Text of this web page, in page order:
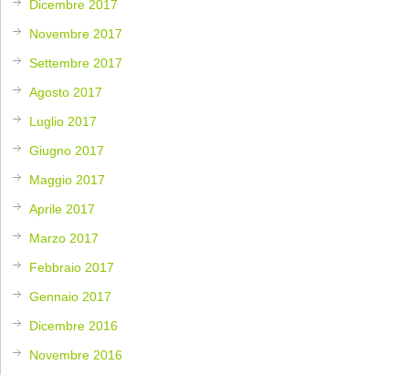
Dicembre 2017
Novembre 2017
Settembre 2017
Agosto 2017
Luglio 2017
Giugno 2017
Maggio 2017
Aprile 2017
Marzo 2017
Febbraio 2017
Gennaio 2017
Dicembre 2016
Novembre 2016